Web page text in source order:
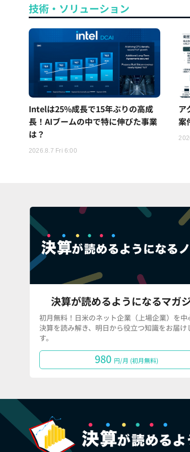
技術・ソリューション
Intelは25%成長で15年ぶりの高成
長！AIブームの中で特に伸びた事業
は？
2026.8.7 Fri 6:00
ア
案
決算が読めるようになるマガ
初月無料！日米のネット企業（上場企業）を中
決算を読み解き、明日から役立つ知識をお届け
す。
980 円/月 (初月無料)